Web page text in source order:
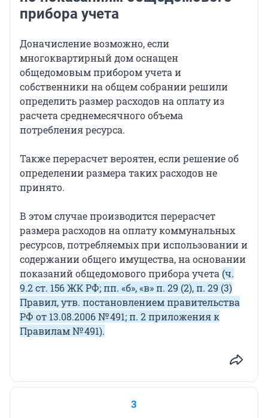
прибора учета
Доначисление возможно, если
многоквартирный дом оснащен
общедомовым прибором учета и
собственники на общем собрании решили
определить размер расходов на оплату из
расчета среднемесячного объема
потребления ресурса.
Также перерасчет вероятен, если решение об
определении размера таких расходов не
принято.
В этом случае производится перерасчет
размера расходов на оплату коммунальных
ресурсов, потребляемых при использовании и
содержании общего имущества, на основании
показаний общедомового прибора учета (ч.
9.2 ст. 156 ЖК РФ; пп. «б», «в» п. 29 (2), п. 29 (3)
Правил, утв. постановлением правительства
РФ от 13.08.2006 № 491; п. 2 приложения к
Правилам № 491).
3